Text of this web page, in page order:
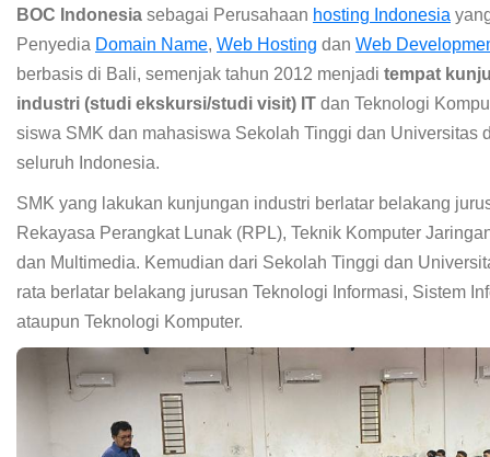
BOC Indonesia sebagai Perusahaan hosting Indonesia
Penyedia Domain Name, Web Hosting dan Web
berbasis di Bali, semenjak tahun 2012 menjadi tempat
industri (studi ekskursi/studi visit) IT dan Teknologi
siswa SMK dan mahasiswa Sekolah Tinggi dan Universitas
seluruh Indonesia.
SMK yang lakukan kunjungan industri berlatar belakang
Rekayasa Perangkat Lunak (RPL), Teknik Komputer
dan Multimedia. Kemudian dari Sekolah Tinggi dan
rata berlatar belakang jurusan Teknologi Informasi, Sistem
ataupun Teknologi Komputer.